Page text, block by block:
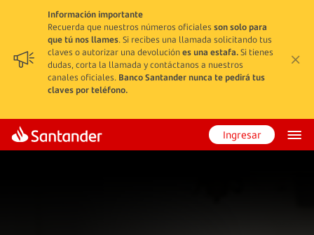
Información importante
Recuerda que nuestros números oficiales son solo para
que tú nos llames. Si recibes una llamada solicitando tus
claves o autorizar una devoluciónes una estafa.Si tienes
dudas, corta la llamada y contáctanos a nuestros
canales oficiales. Banco Santander nunca te pedirá tus
claves por teléfono.
Ingresar